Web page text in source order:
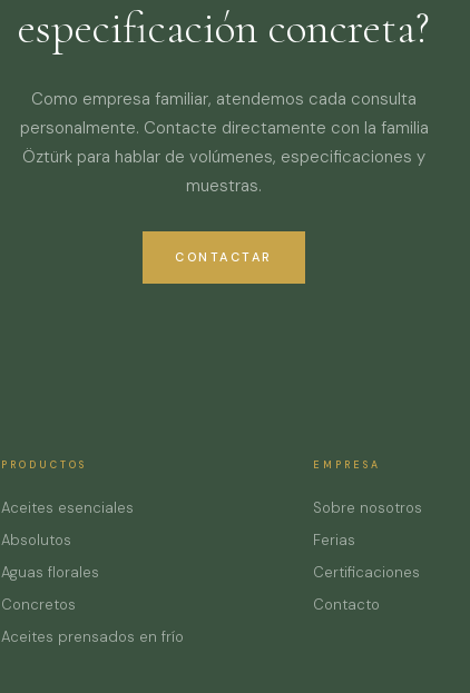
especificación concreta?
Como empresa familiar, atendemos cada consulta
personalmente. Contacte directamente con la familia
Öztürk para hablar de volúmenes, especificaciones y
muestras.
CONTACTAR
PRODUCTOS
Aceites esenciales
Absolutos
Aguas florales
Concretos
Aceites prensados en frío
EMPRESA
Sobre nosotros
Ferias
Certificaciones
Contacto